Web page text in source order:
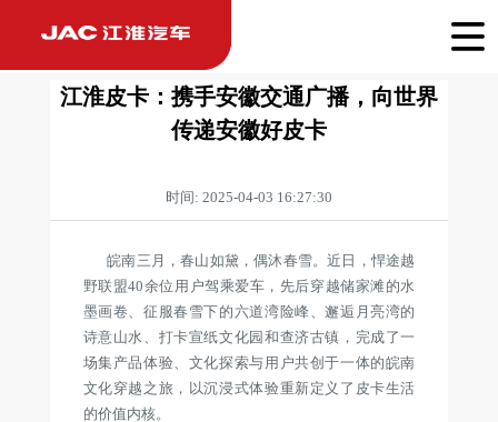
江淮皮卡：携手安徽交通广播，向世界
传递安徽好皮卡
时间: 2025-04-03 16:27:30
皖南三月，春山如黛，偶沐春雪。近日，悍途越
野联盟40余位用户驾乘爱车，先后穿越储家滩的水
墨画卷、征服春雪下的六道湾险峰、邂逅月亮湾的
诗意山水、打卡宣纸文化园和查济古镇，完成了一
场集产品体验、文化探索与用户共创于一体的皖南
文化穿越之旅，以沉浸式体验重新定义了皮卡生活
的价值内核。